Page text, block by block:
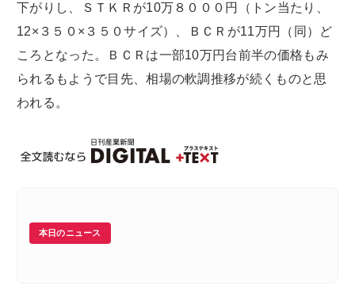
下がりし、ＳＴＫＲが10万８０００円（トン当たり、
12×３５０×３５０サイズ）、ＢＣＲが11万円（同）ど
ころとなった。ＢＣＲは一部10万円台前半の価格もみ
られるもようで目先、相場の軟調推移が続くものと思
われる。
本日のニュース